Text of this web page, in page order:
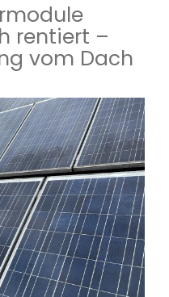
rentiert –
vom Dach